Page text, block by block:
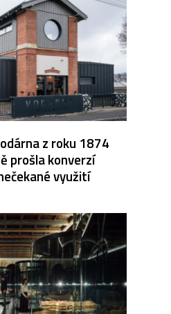
z roku 1874
prošla konverzí
využití